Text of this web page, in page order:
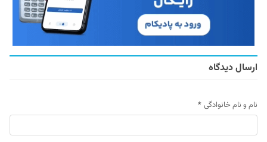
ارسال دیدگاه
نام و نام خانوادگی *